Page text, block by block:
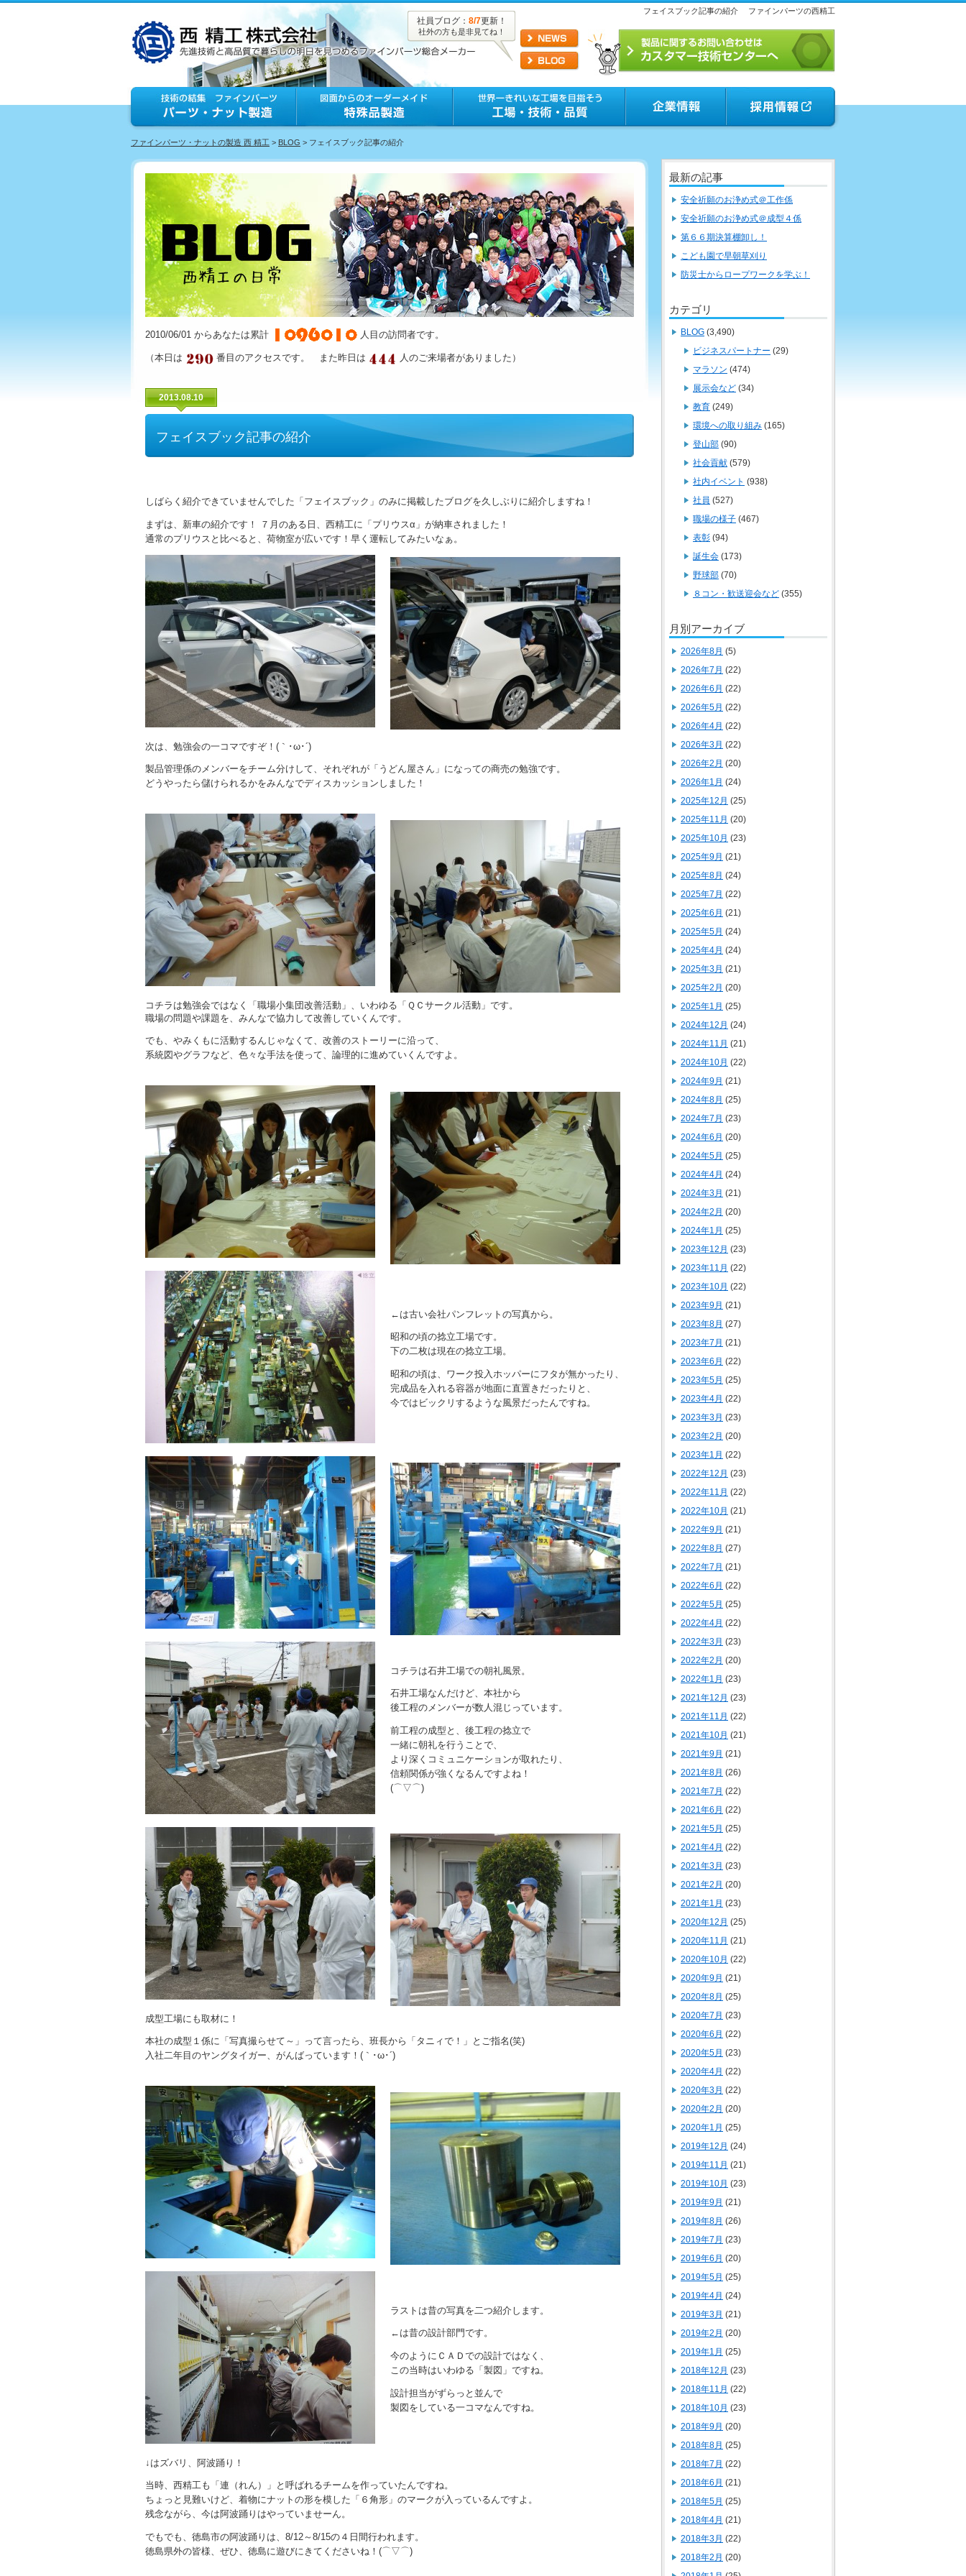
フェイスブック記事の紹介 ファインパーツの西精工
社員ブログ： 8/7更新！
社外の方も是非見てね！
ファインパーツ・ナットの製造 西 精工 > BLOG > フェイスブック記事の紹介
2010/06/01 からあなたは累計 人目の訪問者です。
（本日は 番目のアクセスです。 また昨日は 人のご来場者がありました）
2013.08.10
フェイスブック記事の紹介
しばらく紹介できていませんでした「フェイスブック」のみに掲載したブログを久しぶりに紹介しますね！
まずは、新車の紹介です！ ７月のある日、西精工に「プリウスα」が納車されました！
通常のプリウスと比べると、荷物室が広いです！早く運転してみたいなぁ。
次は、勉強会の一コマですぞ！(｀･ω･´)
製品管理係のメンバーをチーム分けして、それぞれが「うどん屋さん」になっての商売の勉強です。
どうやったら儲けられるかをみんなでディスカッションしました！
コチラは勉強会ではなく「職場小集団改善活動」、いわゆる「ＱＣサークル活動」です。
職場の問題や課題を、みんなで協力して改善していくんです。
でも、やみくもに活動するんじゃなくて、改善のストーリーに沿って、
系統図やグラフなど、色々な手法を使って、論理的に進めていくんですよ。
←は古い会社パンフレットの写真から。
昭和の頃の捻立工場です。
下の二枚は現在の捻立工場。
昭和の頃は、ワーク投入ホッパーにフタが無かったり、
完成品を入れる容器が地面に直置きだったりと、
今ではビックリするような風景だったんですね。
コチラは石井工場での朝礼風景。
石井工場なんだけど、本社から
後工程のメンバーが数人混じっています。
前工程の成型と、後工程の捻立で
一緒に朝礼を行うことで、
より深くコミュニケーションが取れたり、
信頼関係が強くなるんですよね！
(⌒▽⌒)
成型工場にも取材に！
本社の成型１係に「写真撮らせて～」って言ったら、班長から「タニィで！」とご指名(笑)
入社二年目のヤングタイガー、がんばっています！(｀･ω･´)
ラストは昔の写真を二つ紹介します。
←は昔の設計部門です。
今のようにＣＡＤでの設計ではなく、
この当時はいわゆる「製図」ですね。
設計担当がずらっと並んで
製図をしている一コマなんですね。
↓はズバリ、阿波踊り！
当時、西精工も「連（れん）」と呼ばれるチームを作っていたんですね。
ちょっと見難いけど、着物にナットの形を模した「６角形」のマークが入っているんですよ。
残念ながら、今は阿波踊りはやっていませーん。
でもでも、徳島市の阿波踊りは、8/12～8/15の４日間行われます。
徳島県外の皆様、ぜひ、徳島に遊びにきてくださいね！(⌒▽⌒)
最新の記事
安全祈願のお浄め式＠工作係
安全祈願のお浄め式＠成型４係
第６６期決算棚卸し！
こども園で早朝草刈り
防災士からロープワークを学ぶ！
カテゴリ
BLOG (3,490)
ビジネスパートナー (29)
マラソン (474)
展示会など (34)
教育 (249)
環境への取り組み (165)
登山部 (90)
社会貢献 (579)
社内イベント (938)
社員 (527)
職場の様子 (467)
表彰 (94)
誕生会 (173)
野球部 (70)
８コン・歓送迎会など (355)
月別アーカイブ
2026年8月 (5)
2026年7月 (22)
2026年6月 (22)
2026年5月 (22)
2026年4月 (22)
2026年3月 (22)
2026年2月 (20)
2026年1月 (24)
2025年12月 (25)
2025年11月 (20)
2025年10月 (23)
2025年9月 (21)
2025年8月 (24)
2025年7月 (22)
2025年6月 (21)
2025年5月 (24)
2025年4月 (24)
2025年3月 (21)
2025年2月 (20)
2025年1月 (25)
2024年12月 (24)
2024年11月 (21)
2024年10月 (22)
2024年9月 (21)
2024年8月 (25)
2024年7月 (23)
2024年6月 (20)
2024年5月 (25)
2024年4月 (24)
2024年3月 (21)
2024年2月 (20)
2024年1月 (25)
2023年12月 (23)
2023年11月 (22)
2023年10月 (22)
2023年9月 (21)
2023年8月 (27)
2023年7月 (21)
2023年6月 (22)
2023年5月 (25)
2023年4月 (22)
2023年3月 (23)
2023年2月 (20)
2023年1月 (22)
2022年12月 (23)
2022年11月 (22)
2022年10月 (21)
2022年9月 (21)
2022年8月 (27)
2022年7月 (21)
2022年6月 (22)
2022年5月 (25)
2022年4月 (22)
2022年3月 (23)
2022年2月 (20)
2022年1月 (23)
2021年12月 (23)
2021年11月 (22)
2021年10月 (21)
2021年9月 (21)
2021年8月 (26)
2021年7月 (22)
2021年6月 (22)
2021年5月 (25)
2021年4月 (22)
2021年3月 (23)
2021年2月 (20)
2021年1月 (23)
2020年12月 (25)
2020年11月 (21)
2020年10月 (22)
2020年9月 (21)
2020年8月 (25)
2020年7月 (23)
2020年6月 (22)
2020年5月 (23)
2020年4月 (22)
2020年3月 (22)
2020年2月 (20)
2020年1月 (25)
2019年12月 (24)
2019年11月 (21)
2019年10月 (23)
2019年9月 (21)
2019年8月 (26)
2019年7月 (23)
2019年6月 (20)
2019年5月 (25)
2019年4月 (24)
2019年3月 (21)
2019年2月 (20)
2019年1月 (25)
2018年12月 (23)
2018年11月 (22)
2018年10月 (23)
2018年9月 (20)
2018年8月 (25)
2018年7月 (22)
2018年6月 (21)
2018年5月 (25)
2018年4月 (21)
2018年3月 (22)
2018年2月 (20)